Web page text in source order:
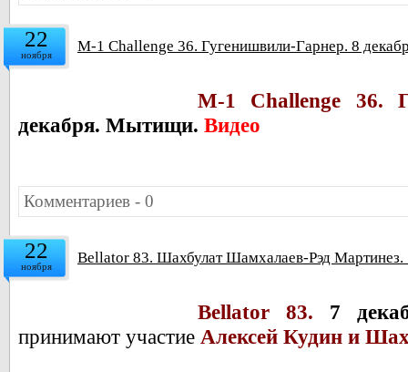
22
ноября M-1 Challenge 36. Гугенишвили-Гарнер. 8
M-1 Challenge 36.
декабря. Мытищи. Видео
Комментариев - 0
22
ноября Bellator 83. Шахбулат Шамхалаев-Рэд
Bellator 83. 7
принимают участие Алексей Кудин и